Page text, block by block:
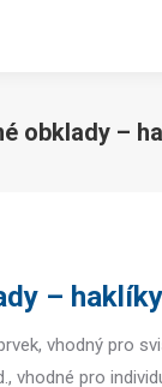
obklady –
– haklíky
vhodný pro
vhodné pro